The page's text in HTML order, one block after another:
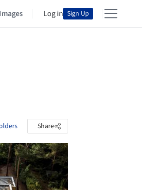
Images Log in Sign Up
Share